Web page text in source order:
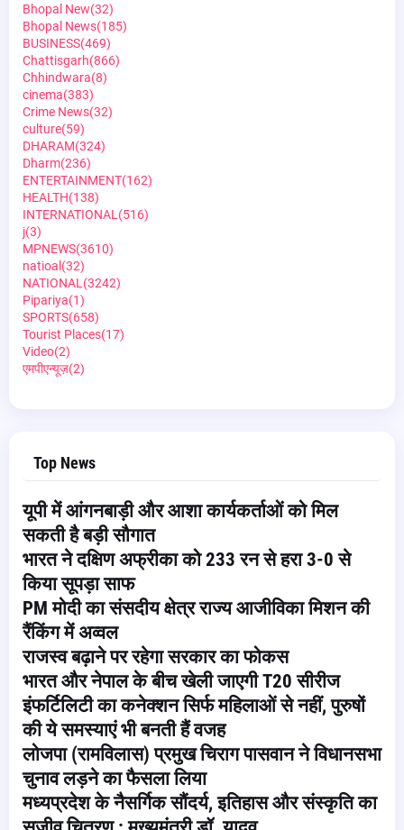
Bhopal New(32)
Bhopal News(185)
BUSINESS(469)
Chattisgarh(866)
Chhindwara(8)
cinema(383)
Crime News(32)
culture(59)
DHARAM(324)
Dharm(236)
ENTERTAINMENT(162)
HEALTH(138)
INTERNATIONAL (516)
j(3)
MPNEWS(3610)
natioal (32)
NATIONAL (3242)
Pipariya(1)
SPORTS(658)
Tourist Places(17)
Video(2)
एमपीएन्यूज़(2)
Top News
यूपी में आंगनबाड़ी और आशा कार्यकर्ताओं को मिल
सकती है बड़ी सौगात
भारत ने दक्षिण अफ्रीका को 233 रन से हरा 3-0 से
किया सूपड़ा साफ
PM मोदी का संसदीय क्षेत्र राज्य आजीविका मिशन की
रैंकिंग में अव्वल
राजस्व बढ़ाने पर रहेगा सरकार का फोकस
भारत और नेपाल के बीच खेली जाएगी T20 सीरीज
इंफर्टिलिटी का कनेक्शन सिर्फ महिलाओं से नहीं, पुरुषों
की ये समस्याएं भी बनती हैं वजह
लोजपा (रामविलास) प्रमुख चिराग पासवान ने विधानसभा
चुनाव लड़ने का फैसला लिया
मध्यप्रदेश के नैसर्गिक सौंदर्य, इतिहास और संस्कृति का